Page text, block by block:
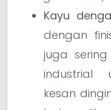
Kayu
dengan
juga
industrial
kesan